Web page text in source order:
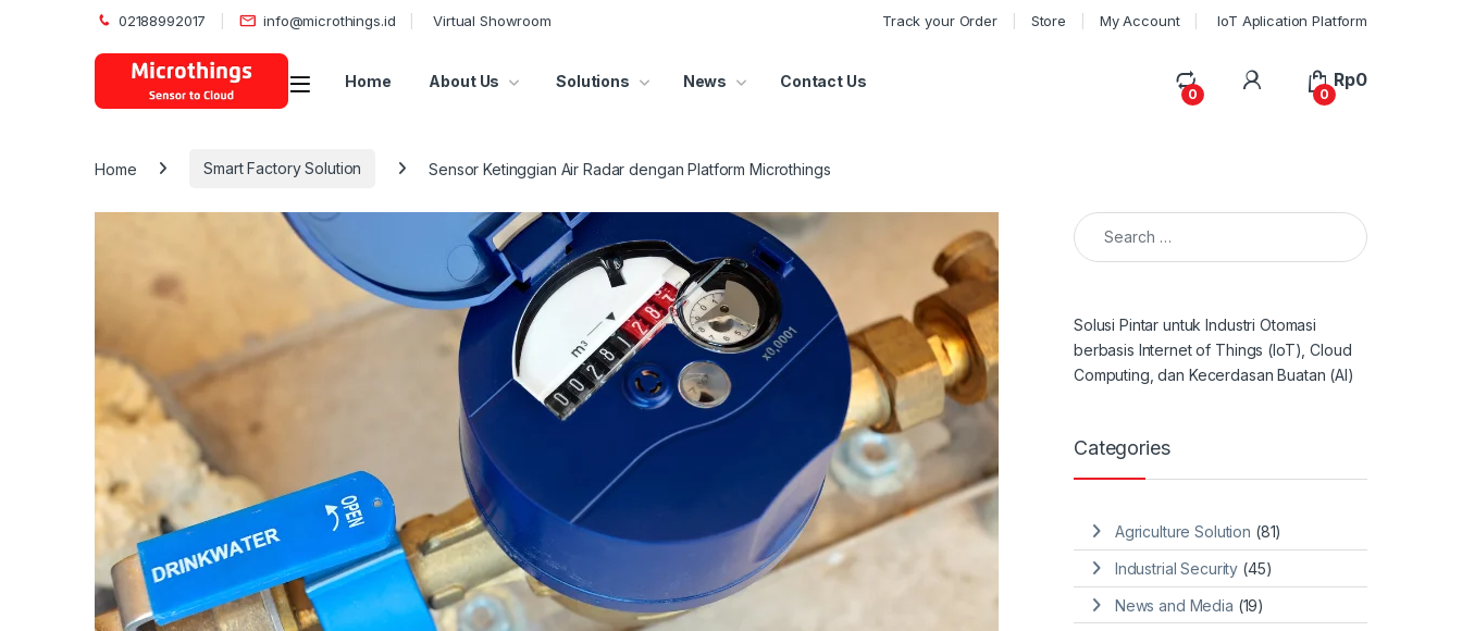
02188992017 info@microthings.id Virtual Showroom Track your Order Store My Account IoT Aplication Platform
Open Home About Us Solutions News Contact Us
0
My Account
0
Rp0
Home Smart Factory Solution Sensor Ketinggian Air Radar dengan Platform Microthings
Search for:
Solusi Pintar untuk Industri Otomasi
berbasis Internet of Things (IoT), Cloud
Computing, dan Kecerdasan Buatan (AI)
Categories
Agriculture Solution (81)
Industrial Security (45)
News and Media (19)